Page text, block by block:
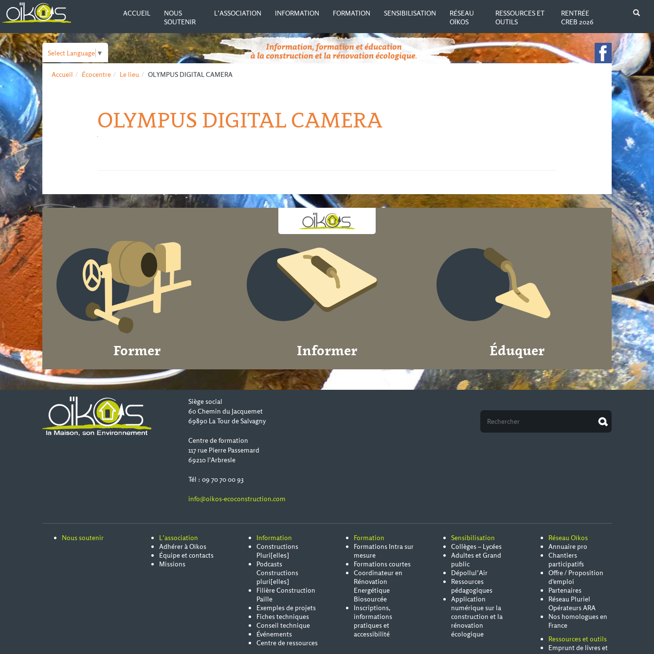
ACCUEIL
NOUS
SOUTENIR
L’ASSOCIATION INFORMATION FORMATION SENSIBILISATION
RÉSEAU
OÏKOS
RESSOURCES ET
OUTILS
RENTRÉE
CREB 2026
Select Language ▼
Accueil Écocentre Le lieu OLYMPUS DIGITAL CAMERA
OLYMPUS DIGITAL CAMERA
Former Informer Éduquer
Siège social
60 Chemin du Jacquemet
69890 La Tour de Salvagny
Centre de formation
117 rue Pierre Passemard
69210 l'Arbresle
Tél : 09 70 70 00 93
info@oikos-ecoconstruction.com
Nous soutenir
L’association
Adhérer à Oïkos
Équipe et contacts
Missions
Information
Constructions
Pluri[elles]
Podcasts
Constructions
pluri[elles]
Filière Construction
Paille
Exemples de projets
Fiches techniques
Conseil technique
Événements
Centre de ressources
Formation
Formations Intra sur
mesure
Formations courtes
Coordinateur en
Rénovation
Energétique
Biosourcée
Inscriptions,
informations
pratiques et
accessibilité
Sensibilisation
Collèges – Lycées
Adultes et Grand
public
Dépollul’Air
Ressources
pédagogiques
Application
numérique sur la
construction et la
rénovation
écologique
Réseau Oïkos
Annuaire pro
Chantiers
participatifs
Offre / Proposition
d'emploi
Partenaires
Réseau Pluriel
Opérateurs ARA
Nos homologues en
France
Ressources et outils
Emprunt de livres et